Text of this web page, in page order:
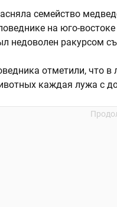
семейство
на юго-
недоволен ракурсом
отметили, что
каждая лужа с